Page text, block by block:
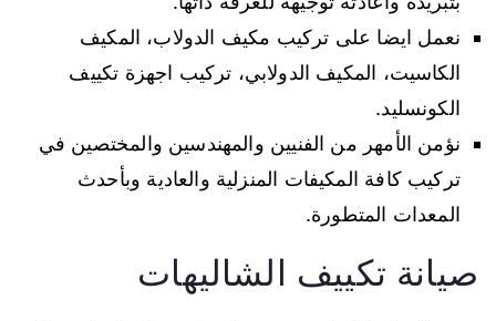
نعمل ايضا على تركيب مكيف الدولاب، المكيف
الكاسيت، المكيف الدولابي، تركيب اجهزة تكييف
الكونسليد.
نؤمن الأمهر من الفنيين والمهندسين والمختصين في
تركيب كافة المكيفات المنزلية والعادية وبأحدث
المعدات المتطورة.
صيانة تكييف الشاليهات